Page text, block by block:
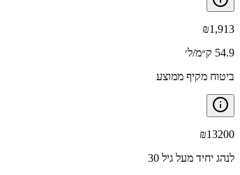
₪1,913
54.9 ק״מ/ל׳
ביטוח מקיף ממוצע
₪13200
לנהג יחיד מעל גיל 30